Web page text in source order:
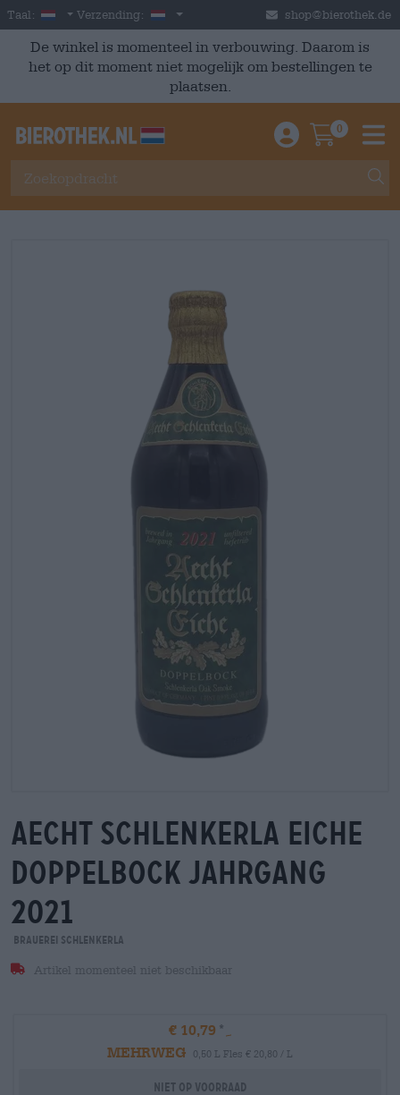
Skip to main content
Taal: Dutch
Verzending: Nederland shop@bierothek.de
De winkel is momenteel in verbouwing. Daarom is
het op dit moment niet mogelijk om bestellingen te
plaatsen.
Einloggen /
0
aecht schlenkerla eiche
doppelbock jahrgang
2021
Brauerei Schlenkerla
Artikel momenteel niet beschikbaar
€ 10,79
MEHRWEG
0,50 L Fles € 20,80 / L
Niet op voorraad